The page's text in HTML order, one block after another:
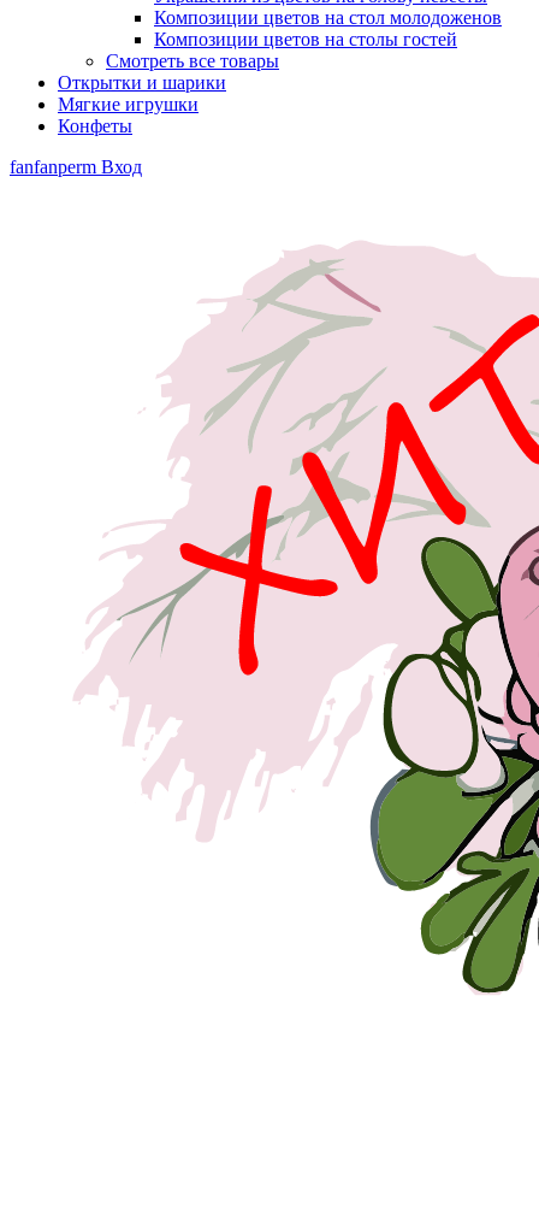
Композиции цветов на стол молодоженов
Композиции цветов на столы гостей
Смотреть все товары
Открытки и шарики
Мягкие игрушки
Конфеты
fanfanperm Вход